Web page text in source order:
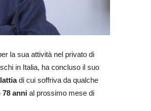
la sua attività nel privato di
in Italia, ha concluso il suo
di cui soffriva da qualche
78 anni al prossimo mese di